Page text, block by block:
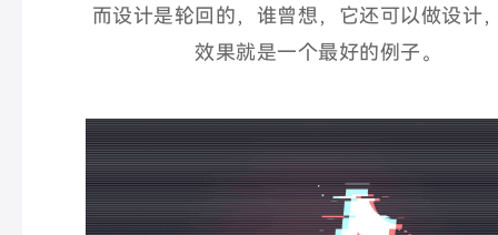
而设计是轮回的，谁曾想，它还可以做设计
效果就是一个最好的例子。